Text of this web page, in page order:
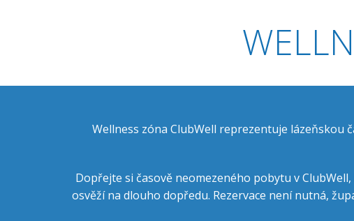
Wellness zóna ClubWell reprezentuje lázeňskou
Dopřejte si časově neomezeného pobytu v
osvěží na dlouho dopředu. Rezervace není nutná,